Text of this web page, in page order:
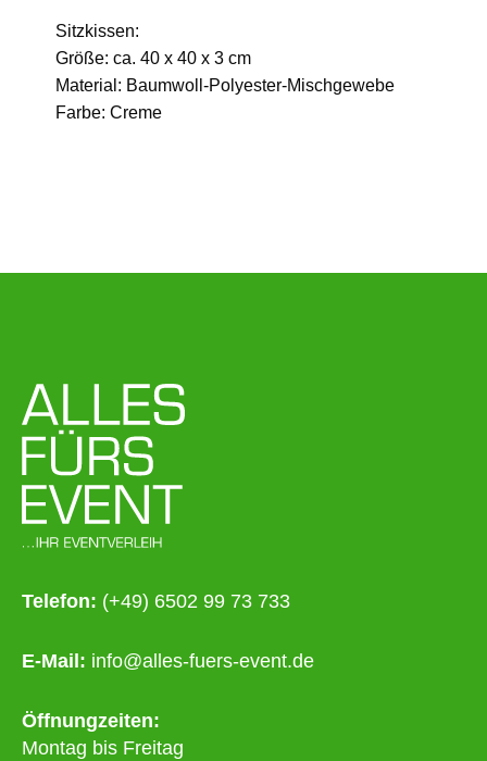
Sitzkissen:
Größe: ca. 40 x 40 x 3 cm
Material: Baumwoll-Polyester-Mischgewebe
Farbe: Creme
Telefon: (+49) 6502 99 73 733
E-Mail: info@alles-fuers-event.de
Öffnungzeiten:
Montag bis Freitag